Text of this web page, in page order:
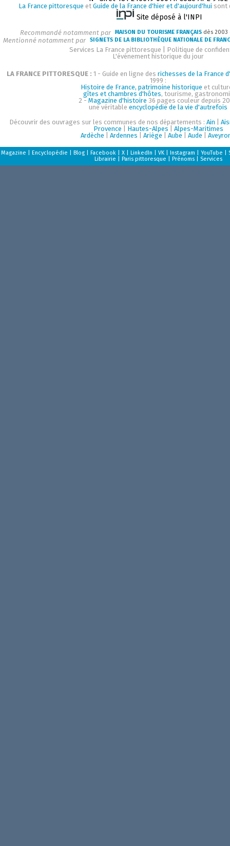
La France pittoresque et Guide de la France d'hier et d'aujourd'hui sont
Site déposé à l'INPI
Recommandé notamment par MAISON DU TOURISME FRANÇAIS dès
Mentionné notamment par SIGNETS DE LA BIBLIOTHÈQUE NATIONALE DE
Services La France pittoresque
Politique de
L'événement historique du jour
LA FRANCE PITTORESQUE : 1 - Guide en ligne des richesses de la France
1999 :
Histoire de France, patrimoine historique et
gîtes et chambres d'hôtes, tourisme,
2 - Magazine d'histoire 36 pages couleur depuis
une véritable encyclopédie de la vie d'autrefois
Découvrir des ouvrages sur les communes de nos départements : Ain
Provence
Hautes-Alpes
Alpes-Maritimes
Ardèche
Ardennes Ariège Aube Aude
Magazine Encyclopédie Blog| Facebook| X| LinkedIn VK| Instagram YouTube
Librairie
Paris pittoresque Prénoms| Services